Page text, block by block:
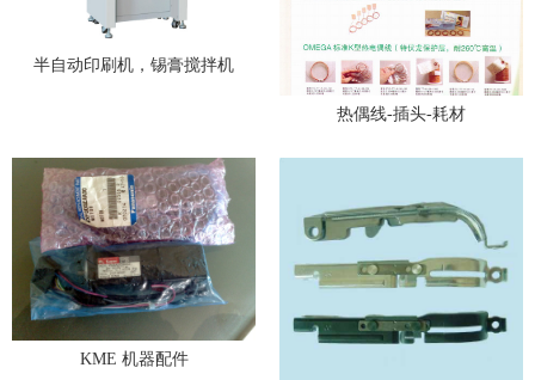
半自动印刷机，锡膏搅拌机
热偶线-插头-耗材
KME 机器配件